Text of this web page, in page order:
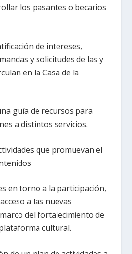
los pasantes o becarios
de intereses,
y solicitudes de las y
en la Casa de la
guía de recursos para
a distintos servicios.
que promuevan el
en torno a la participación,
a las nuevas
del fortalecimiento de
cultural.